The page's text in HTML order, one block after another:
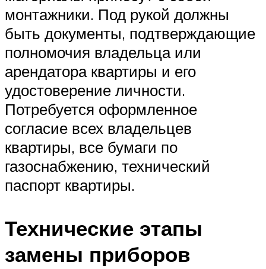
монтажники. Под рукой должны
быть документы, подтверждающие
полномочия владельца или
арендатора квартиры и его
удостоверение личности.
Потребуется оформленное
согласие всех владельцев
квартиры, все бумаги по
газоснабжению, технический
паспорт квартиры.
Технические этапы
замены приборов